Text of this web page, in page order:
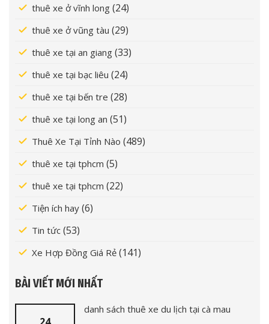
thuê xe ở vĩnh long (24)
thuê xe ở vũng tàu (29)
thuê xe tại an giang (33)
thuê xe tại bạc liêu (24)
thuê xe tại bến tre (28)
thuê xe tại long an (51)
Thuê Xe Tại Tỉnh Nào (489)
thuê xe tại tphcm (5)
thuê xe tại tphcm (22)
Tiện ích hay (6)
Tin tức (53)
Xe Hợp Đồng Giá Rẻ (141)
BÀI VIẾT MỚI NHẤT
danh sách thuê xe du lịch tại cà mau